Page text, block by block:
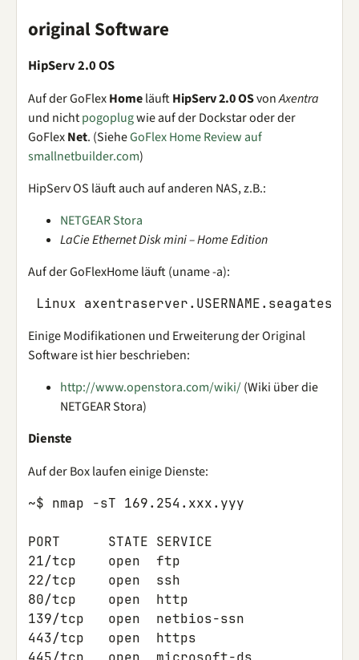
original Software
HipServ 2.0 OS
Auf der GoFlexHomeläuftHipServ 2.0 OSvonAxentra
und nichtpogoplugwie auf der Dockstar oder der
GoFlexNet. (SieheGoFlex Home Review auf
smallnetbuilder.com)
HipServ OS läuft auch auf anderen NAS, z.B.:
NETGEAR Stora
LaCie Ethernet Disk mini – Home Edition
Auf der GoFlexHome läuft (uname -a):
Einige Modifikationen und Erweiterung der Original
Software ist hier beschrieben:
http://www.openstora.com/wiki/(Wiki über die
NETGEAR Stora)
Dienste
Auf der Box laufen einige Dienste:
~$ nmap -sT 169.254.xxx.yyy
PORT      STATE SERVICE
21/tcp    open  ftp
22/tcp    open  ssh
80/tcp    open  http
139/tcp   open  netbios-ssn
443/tcp   open  https